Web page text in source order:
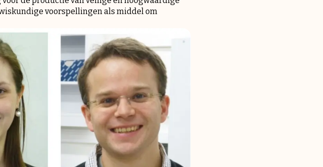
voorspellingen als middel om